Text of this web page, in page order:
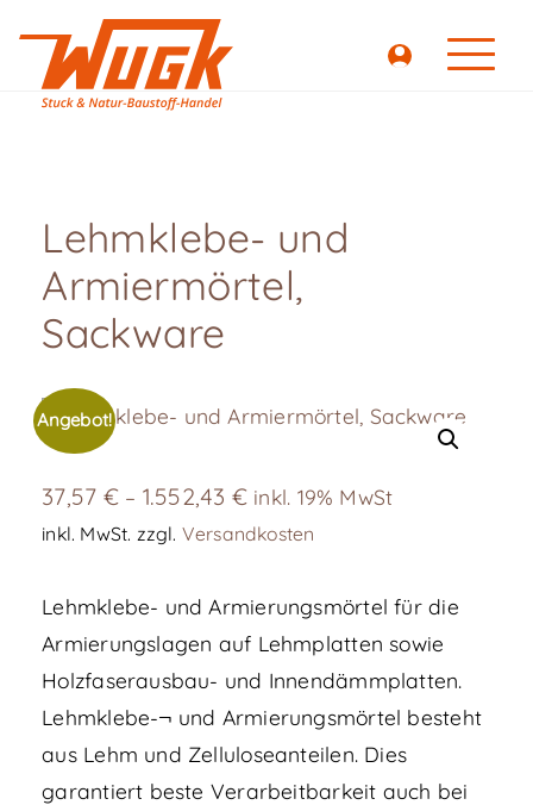
Lehmklebe- und
Armiermörtel,
Sackware
Angebot!
37,57 €– 1.552,43 € inkl. 19% MwSt
inkl. MwSt. zzgl. Versandkosten
Lehmklebe- und Armierungsmörtel für die
Armierungslagen auf Lehmplatten sowie
Holzfaserausbau- und Innendämmplatten.
Lehmklebe-¬ und Armierungsmörtel besteht
aus Lehm und Zelluloseanteilen. Dies
garantiert beste Verarbeitbarkeit auch bei